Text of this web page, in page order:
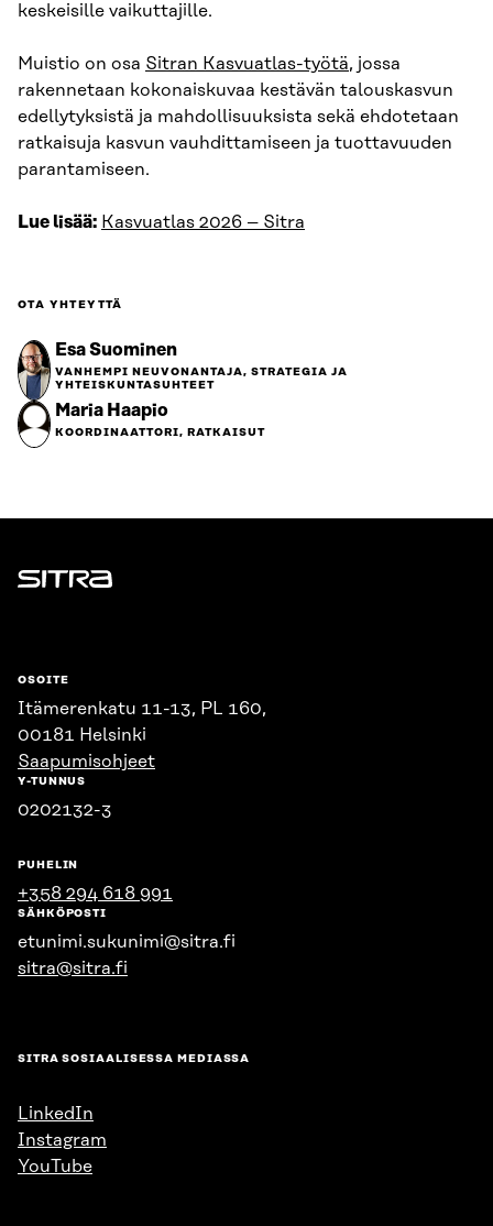
keskeisille vaikuttajille.
Muistio on osa Sitran Kasvuatlas-työtä, jossa
rakennetaan kokonaiskuvaa kestävän talouskasvun
edellytyksistä ja mahdollisuuksista sekä ehdotetaan
ratkaisuja kasvun vauhdittamiseen ja tuottavuuden
parantamiseen.
Lue lisää: Kasvuatlas 2026 – Sitra
OTA YHTEYTTÄ
Esa Suominen
VANHEMPI NEUVONANTAJA, STRATEGIA JA
YHTEISKUNTASUHTEET
Maria Haapio
KOORDINAATTORI, RATKAISUT
Sitra
OSOITE
Itämerenkatu 11-13, PL 160,
00181 Helsinki
Saapumisohjeet
Y-TUNNUS
0202132-3
PUHELIN
+358 294 618 991
SÄHKÖPOSTI
etunimi.sukunimi@sitra.fi
sitra@sitra.fi
SITRA SOSIAALISESSA MEDIASSA
LinkedIn
Instagram
YouTube